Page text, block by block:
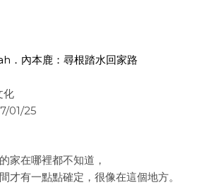
．內本鹿：尋根踏水回家路
化
01/25
家在哪裡都不知道，
才有一點點確定，很像在這個地方。